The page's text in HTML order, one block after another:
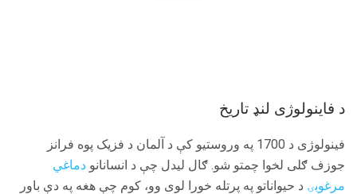
د فاینولوژی لنډ تاریخ
فینولوژی د 1700 په وروستیو کې د آلمان د فزیک پوه فرانز
جوزف ګلی لخوا چمتو شو. ګال لیدل چې د انسانانو دماغي
مرغوبۍ د حيواناتو په پرتله خورا لوی وو، کوم چې هغه په ​​دې باور